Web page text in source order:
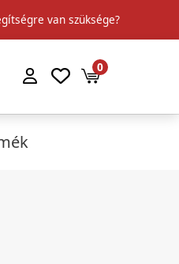
van szüksége?
0